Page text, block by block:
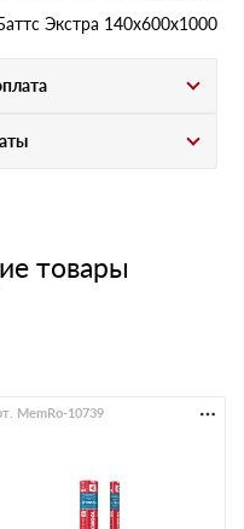
Экстра 140х600х1000
товары
MemRo-10739